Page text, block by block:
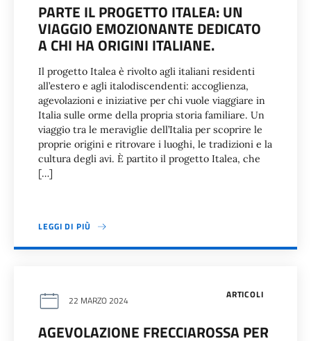
PARTE IL PROGETTO ITALEA: UN
VIAGGIO EMOZIONANTE DEDICATO
A CHI HA ORIGINI ITALIANE.
Il progetto Italea è rivolto agli italiani residenti
all’estero e agli italodiscendenti: accoglienza,
agevolazioni e iniziative per chi vuole viaggiare in
Italia sulle orme della propria storia familiare. Un
viaggio tra le meraviglie dell’Italia per scoprire le
proprie origini e ritrovare i luoghi, le tradizioni e la
cultura degli avi. È partito il progetto Italea, che
[…]
LEGGI DI PIÙ
ARTICOLI
22 MARZO 2024
AGEVOLAZIONE FRECCIAROSSA PER